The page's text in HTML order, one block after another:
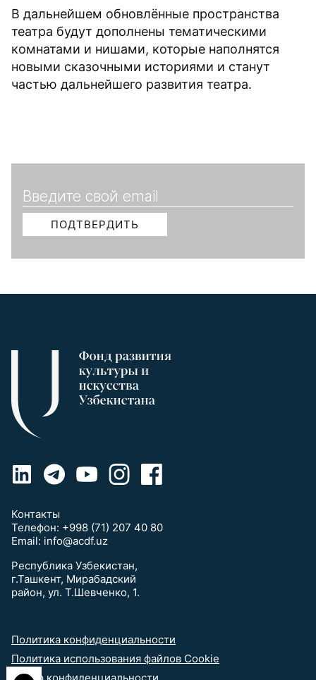
В дальнейшем обновлённые пространства
театра будут дополнены тематическими
комнатами и нишами, которые наполнятся
новыми сказочными историями и станут
частью дальнейшего развития театра.
Контакты
Телефон: +998 (71) 207 40 80
Email: info@acdf.uz
Республика Узбекистан,
г.Ташкент, Мирабадский
район, ул. Т.Шевченко, 1.
Политика конфиденциальности
Политика использования файлов Cookie